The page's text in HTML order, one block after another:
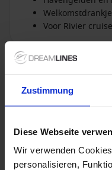
Zustimmung
Diese Webseite
Wir verwenden
personalisieren,
Welkomstdrankje
Voor Rivier
Niet inbegrepen
Verdere informatie
Optionele